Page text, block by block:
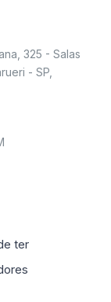
325 - Salas
- SP,
ter